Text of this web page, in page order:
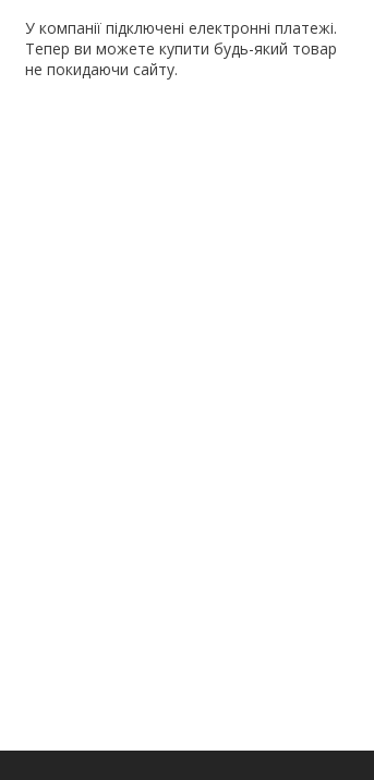
У компанії підключені електронні платежі.
Тепер ви можете купити будь-який товар
не покидаючи сайту.